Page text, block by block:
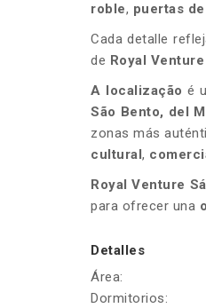
roble, puertas
Cada detalle
de Royal
A localização é
São Bento, del
zonas más
cultural,
Royal Venture
para ofrecer una
Detalles
Área:
Dormitorios: